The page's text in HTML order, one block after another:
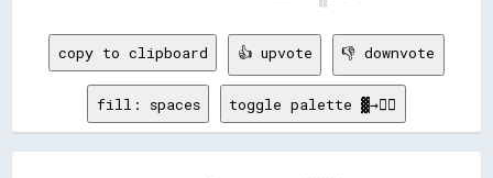
copy to clipboard 👍 upvote 👎 downvote
fill: spaces toggle palette ▓→✊🏽